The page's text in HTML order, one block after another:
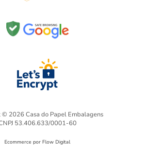
2026 Casa do Papel Embalagens
53.406.633/0001-60
Ecommerce por Flow Digital